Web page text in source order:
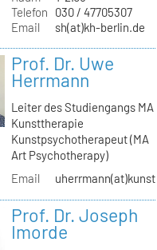
Telefon
030 / 47705307
Email
sh(at)kh-berlin.de
Prof. Dr. Uwe
Herrmann
Leiter des Studiengangs MA
Kunsttherapie
Kunstpsychotherapeut (MA
Art Psychotherapy)
Email
Prof. Dr. Joseph
Imorde